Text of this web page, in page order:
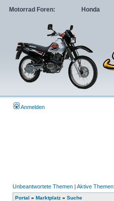
Motorrad Foren: Honda
Anmelden
Unbeantwortete Themen | Aktive Themen
Portal » Marktplatz » Suche